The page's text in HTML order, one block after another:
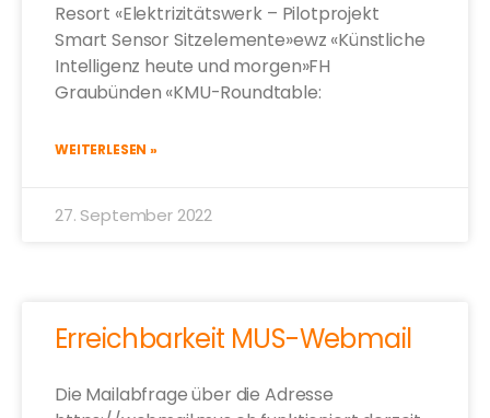
Resort «Elektrizitätswerk – Pilotprojekt
Smart Sensor Sitzelemente»ewz «Künstliche
Intelligenz heute und morgen»FH
Graubünden «KMU-Roundtable:
WEITERLESEN »
27. September 2022
Erreichbarkeit MUS-Webmail
Die Mailabfrage über die Adresse